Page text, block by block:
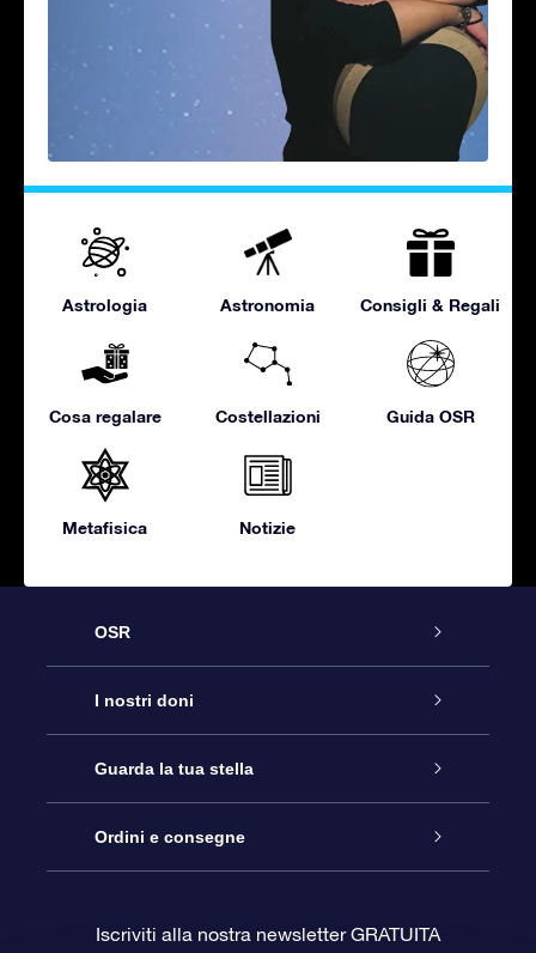
Astrologia Astronomia Consigli & Regali
Cosa regalare Costellazioni Guida OSR
Metafisica Notizie
OSR
Assistenza
Contattaci
Blog
I nostri doni
Online Star Gift
Pacchetto regalo OSR
Guarda la tua stella
Registro stellare
Ordini e consegne
Iscriviti alla nostra newsletter GRATUITA